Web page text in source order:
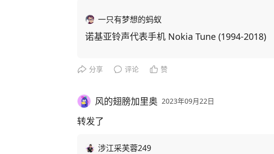
一只有梦想的蚂蚁
诺基亚铃声代表手机 Nokia Tune (1994-2018)
分享 评论 赞
风的翅膀加里奥 2023年09月22日
转发了
涉江采芙蓉249